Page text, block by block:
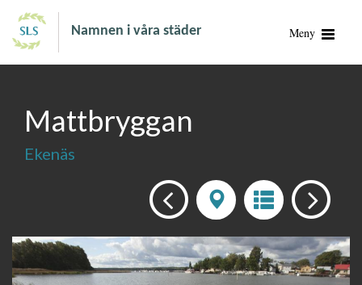
Namnen i våra städer Meny
Mattbryggan
Ekenäs